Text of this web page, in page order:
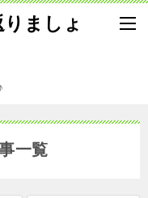
ましょ
一覧